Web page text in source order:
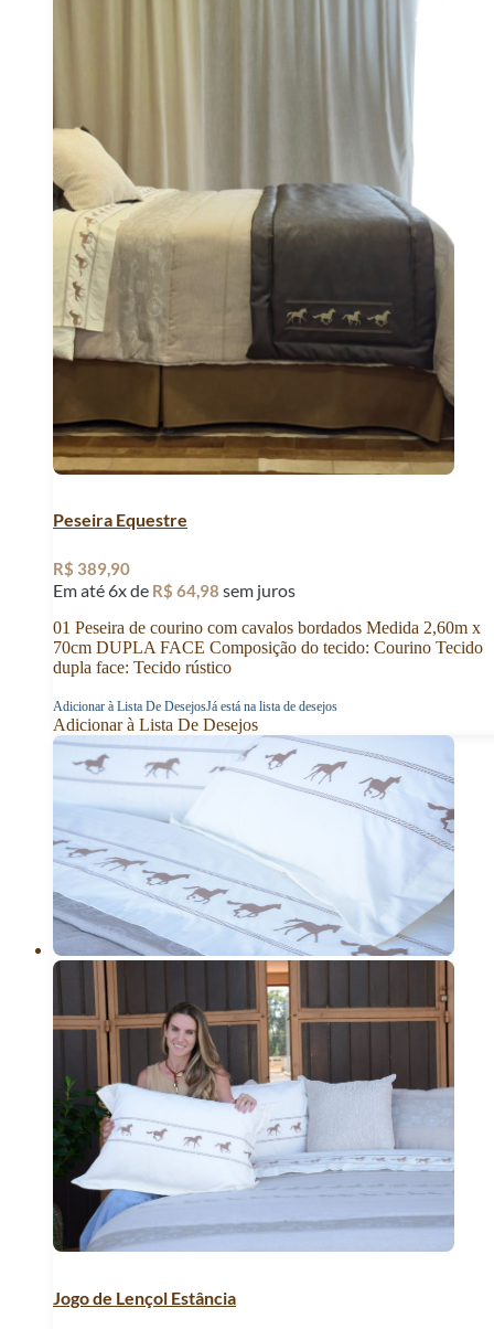
Peseira Equestre
R$ 389,90
Em até 6x de R$ 64,98 sem juros
01 Peseira de courino com cavalos bordados Medida 2,60m x
70cm DUPLA FACE Composição do tecido: Courino Tecido
dupla face: Tecido rústico
Adicionar à Lista De DesejosJá está na lista de desejos
Adicionar à Lista De Desejos
Jogo de Lençol Estância